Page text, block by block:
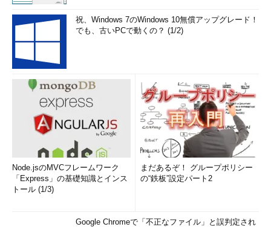
祝、Windows 7のWindows 10無償アップグレード！
でも、古いPCで動くの？ (1/2)
Node.jsのMVCフレームワーク
「Express」の基礎知識とインス
トール (1/3)
まだあるぞ！ グループポリシー
の“鉄板”設定パート2
Google Chromeで「不正なファイル」と誤判定され